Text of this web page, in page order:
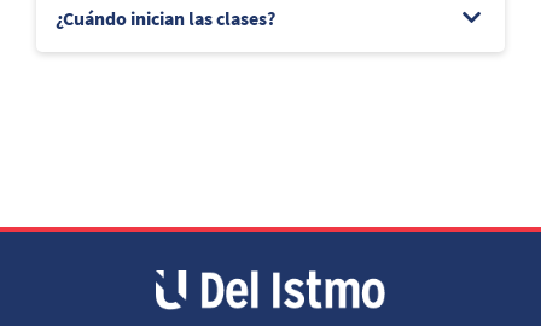
¿Cuándo inician las clases?